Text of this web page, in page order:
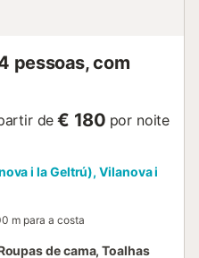
pessoas, com
de € 180 por noite
i la Geltrú), Vilanova i
m para a costa
de cama, Toalhas